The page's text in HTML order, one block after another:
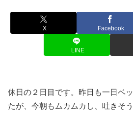
X Facebook
LINE
休日の２日目です。昨日も一日ベ
たが、今朝もムカムカし、吐きそ